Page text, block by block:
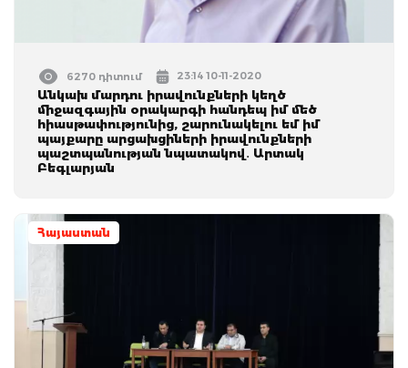
6270 դիտում 23:14 10-11-2020
Անկախ մարդու իրավունքների կեղծ
միջազգային օրակարգի հանդեպ իմ մեծ
հիասթափությունից, շարունակելու եմ իմ
պայքարը արցախցիների իրավունքների
պաշտպանության նպատակով․ Արտակ
Բեգլարյան
Հայաստան